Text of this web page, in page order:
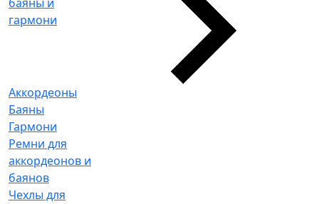
гармони
Аккордеоны
Баяны
Гармони
Ремни для
аккордеонов и
баянов
Чехлы для